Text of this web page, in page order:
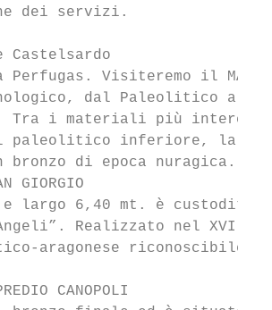
dei servizi.
Castelsardo
Perfugas. Visiteremo il MAP
dal Paleolitico al
Tra i materiali più
paleolitico inferiore, la
di epoca nuragica.
GIORGIO
largo 6,40 mt. è custodito
Realizzato nel XVI
aragonese riconoscibile
CANOPOLI